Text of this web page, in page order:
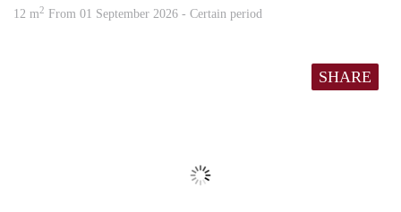
12 m2 From 01 September 2026 - Certain period
SHARE